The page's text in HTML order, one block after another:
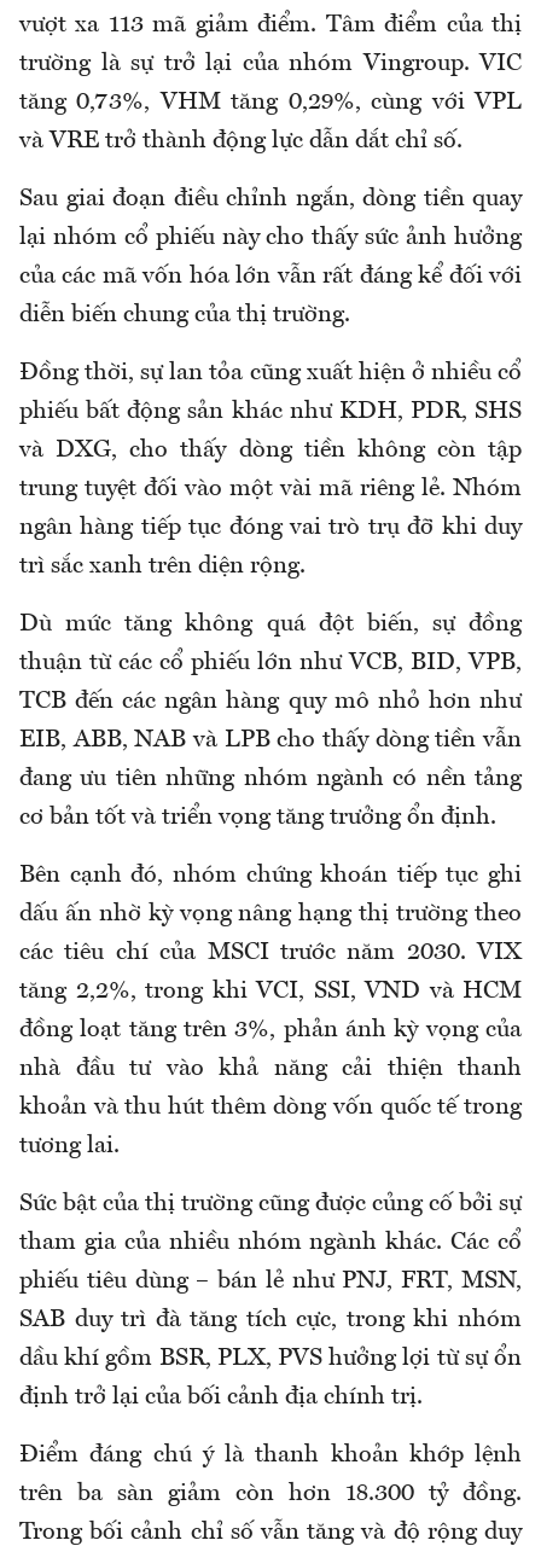
vượt xa 113 mã giảm điểm. Tâm điểm của thị
trường là sự trở lại của nhóm Vingroup. VIC
tăng 0,73%, VHM tăng 0,29%, cùng với VPL
và VRE trở thành động lực dẫn dắt chỉ số.
Sau giai đoạn điều chỉnh ngắn, dòng tiền quay
lại nhóm cổ phiếu này cho thấy sức ảnh hưởng
của các mã vốn hóa lớn vẫn rất đáng kể đối với
diễn biến chung của thị trường.
Đồng thời, sự lan tỏa cũng xuất hiện ở nhiều cổ
phiếu bất động sản khác như KDH, PDR, SHS
và DXG, cho thấy dòng tiền không còn tập
trung tuyệt đối vào một vài mã riêng lẻ. Nhóm
ngân hàng tiếp tục đóng vai trò trụ đỡ khi duy
trì sắc xanh trên diện rộng.
Dù mức tăng không quá đột biến, sự đồng
thuận từ các cổ phiếu lớn như VCB, BID, VPB,
TCB đến các ngân hàng quy mô nhỏ hơn như
EIB, ABB, NAB và LPB cho thấy dòng tiền vẫn
đang ưu tiên những nhóm ngành có nền tảng
cơ bản tốt và triển vọng tăng trưởng ổn định.
Bên cạnh đó, nhóm chứng khoán tiếp tục ghi
dấu ấn nhờ kỳ vọng nâng hạng thị trường theo
các tiêu chí của MSCI trước năm 2030. VIX
tăng 2,2%, trong khi VCI, SSI, VND và HCM
đồng loạt tăng trên 3%, phản ánh kỳ vọng của
nhà đầu tư vào khả năng cải thiện thanh
khoản và thu hút thêm dòng vốn quốc tế trong
tương lai.
Sức bật của thị trường cũng được củng cố bởi sự
tham gia của nhiều nhóm ngành khác. Các cổ
phiếu tiêu dùng – bán lẻ như PNJ, FRT, MSN,
SAB duy trì đà tăng tích cực, trong khi nhóm
dầu khí gồm BSR, PLX, PVS hưởng lợi từ sự ổn
định trở lại của bối cảnh địa chính trị.
Điểm đáng chú ý là thanh khoản khớp lệnh
trên ba sàn giảm còn hơn 18.300 tỷ đồng.
Trong bối cảnh chỉ số vẫn tăng và độ rộng duy